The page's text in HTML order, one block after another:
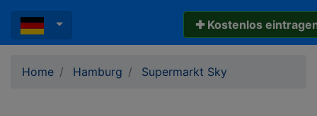
✚ Kostenlos
Home Hamburg Supermarkt Sky